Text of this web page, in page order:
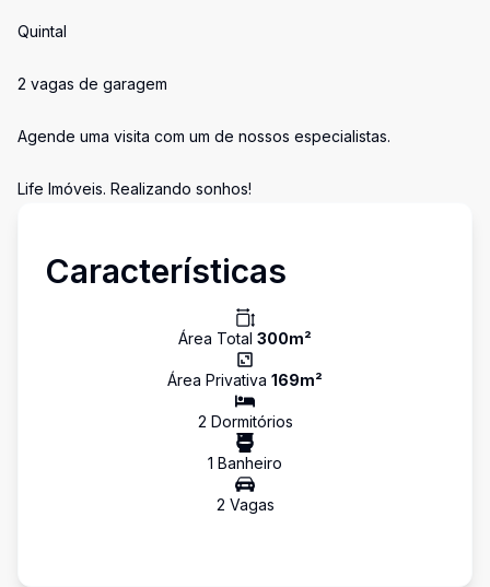
Quintal
2 vagas de garagem
Agende uma visita com um de nossos especialistas.
Life Imóveis. Realizando sonhos!
Características
Área Total 300m²
Área Privativa 169m²
2 Dormitórios
1 Banheiro
2 Vagas